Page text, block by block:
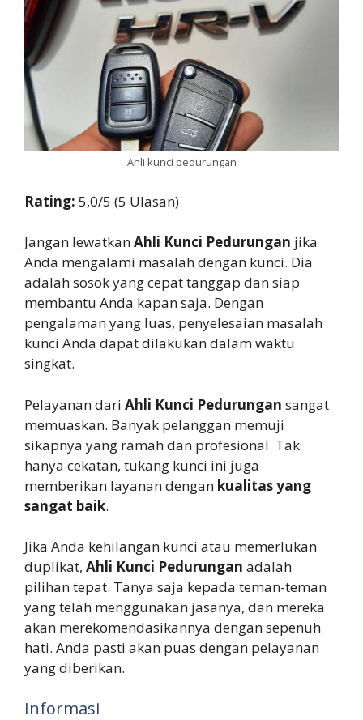
Ahli kunci pedurungan
Rating: 5,0/5 (5 Ulasan)
Jangan lewatkanAhli Kunci Pedurungan jika
Anda mengalami masalah dengan kunci. Dia
adalah sosok yang cepat tanggap dan siap
membantu Anda kapan saja. Dengan
pengalaman yang luas, penyelesaian masalah
kunci Anda dapat dilakukan dalam waktu
singkat.
Pelayanan dari Ahli Kunci Pedurungan sangat
memuaskan. Banyak pelanggan memuji
sikapnya yang ramah dan profesional. Tak
hanya cekatan, tukang kunci ini juga
memberikan layanan dengan kualitas yang
sangat baik.
Jika Anda kehilangan kunci atau memerlukan
duplikat, Ahli Kunci Pedurungan adalah
pilihan tepat. Tanya saja kepada teman-teman
yang telah menggunakan jasanya, dan mereka
akan merekomendasikannya dengan sepenuh
hati. Anda pasti akan puas dengan pelayanan
yang diberikan.
Informasi